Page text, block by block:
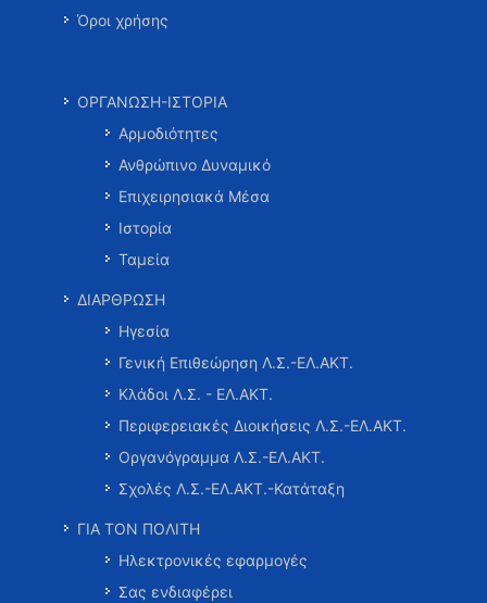
Όροι χρήσης
ΟΡΓΑΝΩΣΗ-ΙΣΤΟΡΙΑ
Αρμοδιότητες
Ανθρώπινο Δυναμικό
Επιχειρησιακά Μέσα
Ιστορία
Ταμεία
ΔΙΑΡΘΡΩΣΗ
Ηγεσία
Γενική Επιθεώρηση Λ.Σ.-ΕΛ.ΑΚΤ.
Κλάδοι Λ.Σ. - ΕΛ.ΑΚΤ.
Περιφερειακές Διοικήσεις Λ.Σ.-ΕΛ.ΑΚΤ.
Οργανόγραμμα Λ.Σ.-ΕΛ.ΑΚΤ.
Σχολές Λ.Σ.-ΕΛ.ΑΚΤ.-Κατάταξη
ΓΙΑ ΤΟΝ ΠΟΛΙΤΗ
Ηλεκτρονικές εφαρμογές
Σας ενδιαφέρει